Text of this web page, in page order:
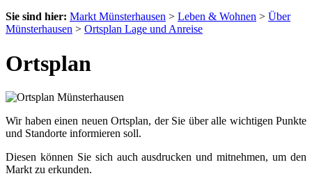
Sie sind hier: Markt Münsterhausen > Leben & Wohnen > Über
Münsterhausen > Ortsplan Lage und Anreise
Ortsplan
Wir haben einen neuen Ortsplan, der Sie über alle wichtigen Punkte
und Standorte informieren soll.
Diesen können Sie sich auch ausdrucken und mitnehmen, um den
Markt zu erkunden.